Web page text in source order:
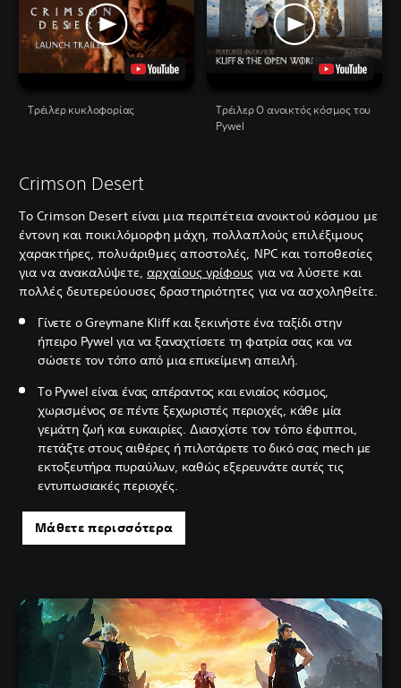
Tρέιλερ κυκλοφορίας
Τρέιλερ Ο ανοικτός κόσμος του
Pywel
Crimson Desert
Το Crimson Desert είναι μια περιπέτεια ανοικτού κόσμου με
έντονη και ποικιλόμορφη μάχη, πολλαπλούς επιλέξιμους
χαρακτήρες, πολυάριθμες αποστολές, NPC και τοποθεσίες
για να ανακαλύψετε, αρχαίους γρίφους για να λύσετε και
πολλές δευτερεύουσες δραστηριότητες για να ασχοληθείτε.
Γίνετε ο Greymane Kliff και ξεκινήστε ένα ταξίδι στην
ήπειρο Pywel για να ξαναχτίσετε τη φατρία σας και να
σώσετε τον τόπο από μια επικείμενη απειλή.
Το Pywel είναι ένας απέραντος και ενιαίος κόσμος,
χωρισμένος σε πέντε ξεχωριστές περιοχές, κάθε μία
γεμάτη ζωή και ευκαιρίες. Διασχίστε τον τόπο έφιπποι,
πετάξτε στους αιθέρες ή πιλοτάρετε το δικό σας mech με
εκτοξευτήρα πυραύλων, καθώς εξερευνάτε αυτές τις
εντυπωσιακές περιοχές.
Μάθετε περισσότερα